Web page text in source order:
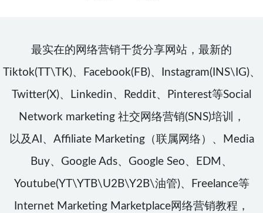
最实在的网络营销干货分享网站，最新的
Tiktok(TT\TK)、Facebook(FB)、Instagram(INS\IG)、
Twitter(X)、Linkedin、Reddit、Pinterest等Social
Network marketing 社交网络营销(SNS)培训，
以及AI、Affiliate Marketing（联属网络）、Media
Buy、Google Ads、Google Seo、EDM、
Youtube(YT\YTB\U2B\Y2B\油管)、Freelance等
Internet Marketing Marketplace网络营销教程，